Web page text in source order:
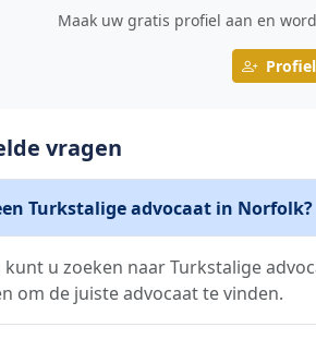
Maak uw gratis profiel aan en
vragen
Turkstalige advocaat in Norfolk?
kunt u zoeken naar Turkstalige
om de juiste advocaat te vinden.